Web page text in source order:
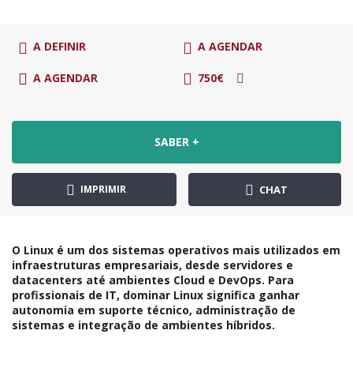
A DEFINIR A AGENDAR
A AGENDAR 750€
SABER +
IMPRIMIR CHAT
O Linux é um dos sistemas operativos mais utilizados em
infraestruturas empresariais, desde servidores e
datacenters até ambientes Cloud e DevOps. Para
profissionais de IT, dominar Linux significa ganhar
autonomia em suporte técnico, administração de
sistemas e integração de ambientes híbridos.